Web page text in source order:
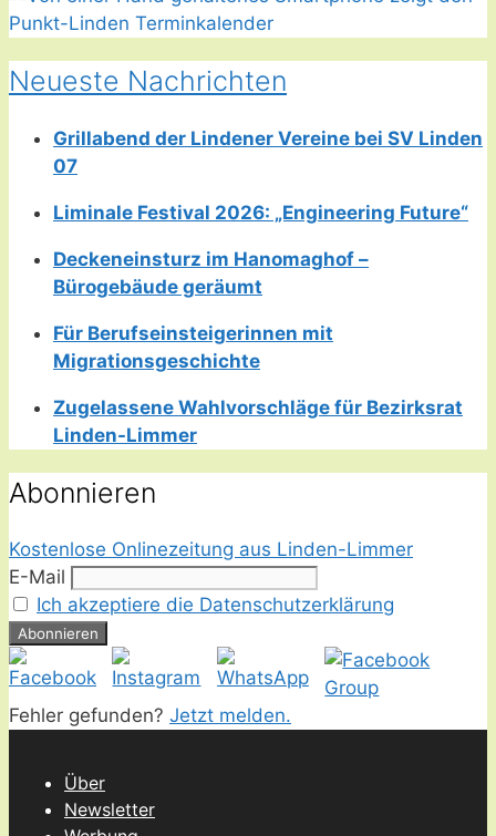
Neueste Nachrichten
Grillabend der Lindener Vereine bei SV Linden
07
Liminale Festival 2026: „Engineering Future“
Deckeneinsturz im Hanomaghof –
Bürogebäude geräumt
Für Berufseinsteigerinnen mit
Migrationsgeschichte
Zugelassene Wahlvorschläge für Bezirksrat
Linden-Limmer
Abonnieren
Kostenlose Onlinezeitung aus Linden-Limmer
E-Mail
Ich akzeptiere die Datenschutzerklärung
Fehler gefunden? Jetzt melden.
Über
Newsletter